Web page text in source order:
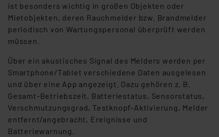
ist besonders wichtig in großen Objekten oder
Mietobjekten, deren Rauchmelder bzw. Brandmelder
periodisch von Wartungspersonal überprüft werden
müssen.
Über ein akustisches Signal des Melders werden per
Smartphone/Tablet verschiedene Daten ausgelesen
und über eine App angezeigt. Dazu gehören z. B.
Gesamt-Betriebszeit, Batteriestatus, Sensorstatus,
Verschmutzungsgrad, Testknopf-Aktivierung, Melder
entfernt/angebracht, Ereignisse und
Batteriewarnung.